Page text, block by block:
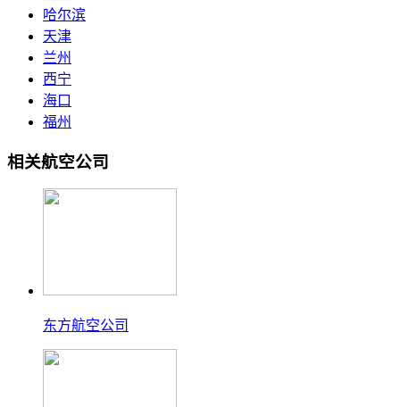
哈尔滨
天津
兰州
西宁
海口
福州
相关航空公司
东方航空公司